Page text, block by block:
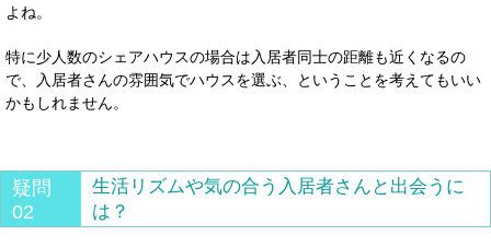
よね。
特に少人数のシェアハウスの場合は入居者同士の距離も近くなるの
で、入居者さんの雰囲気でハウスを選ぶ、ということを考えてもいい
かもしれません。
疑問
02
生活リズムや気の合う入居者さんと出会うに
は？